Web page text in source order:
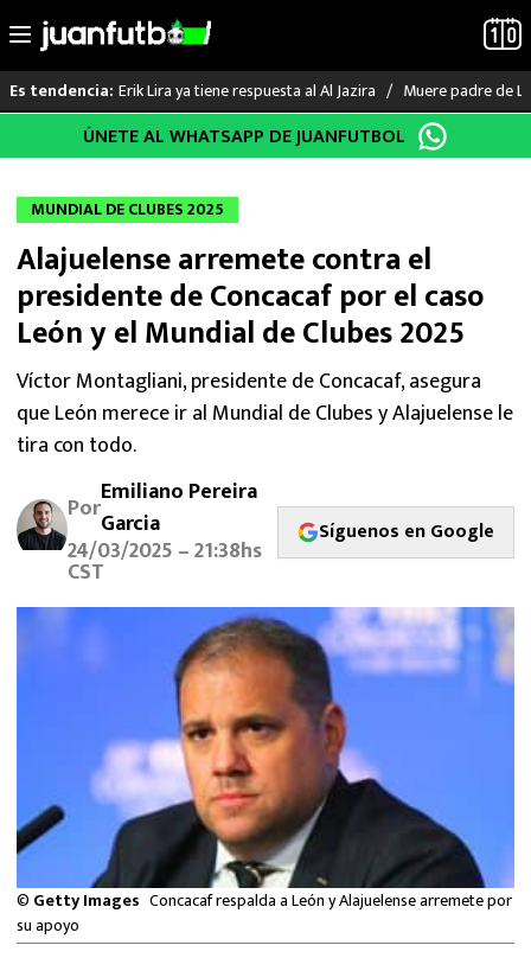
al
Es tendencia: Erik Lira ya tiene respuesta al Al Jazira Muere padre de
LO ÚLTIMO
LIGA MX
RAYADOS
PUMAS
ATLANTE
SELECCIÓN MEXICANA
FUTBOL INTERNACIONAL
MEXICANOS EN EL EXTRANJERO
FUTBOL ESTUFA
LIGA MX
NFL
ÚNETE AL WHATSAPP DE JUANFUTBOL
MUNDIAL DE CLUBES 2025
Alajuelense arremete contra el
presidente de Concacaf por el caso
León y el Mundial de Clubes 2025
Víctor Montagliani, presidente de Concacaf, asegura
que León merece ir al Mundial de Clubes y Alajuelense le
tira con todo.
PorEmiliano Pereira
Garcia
24/03/2025 – 21:38hs
CST
Síguenos en Google
© Getty Images Concacaf respalda a León y Alajuelense arremete por
su apoyo